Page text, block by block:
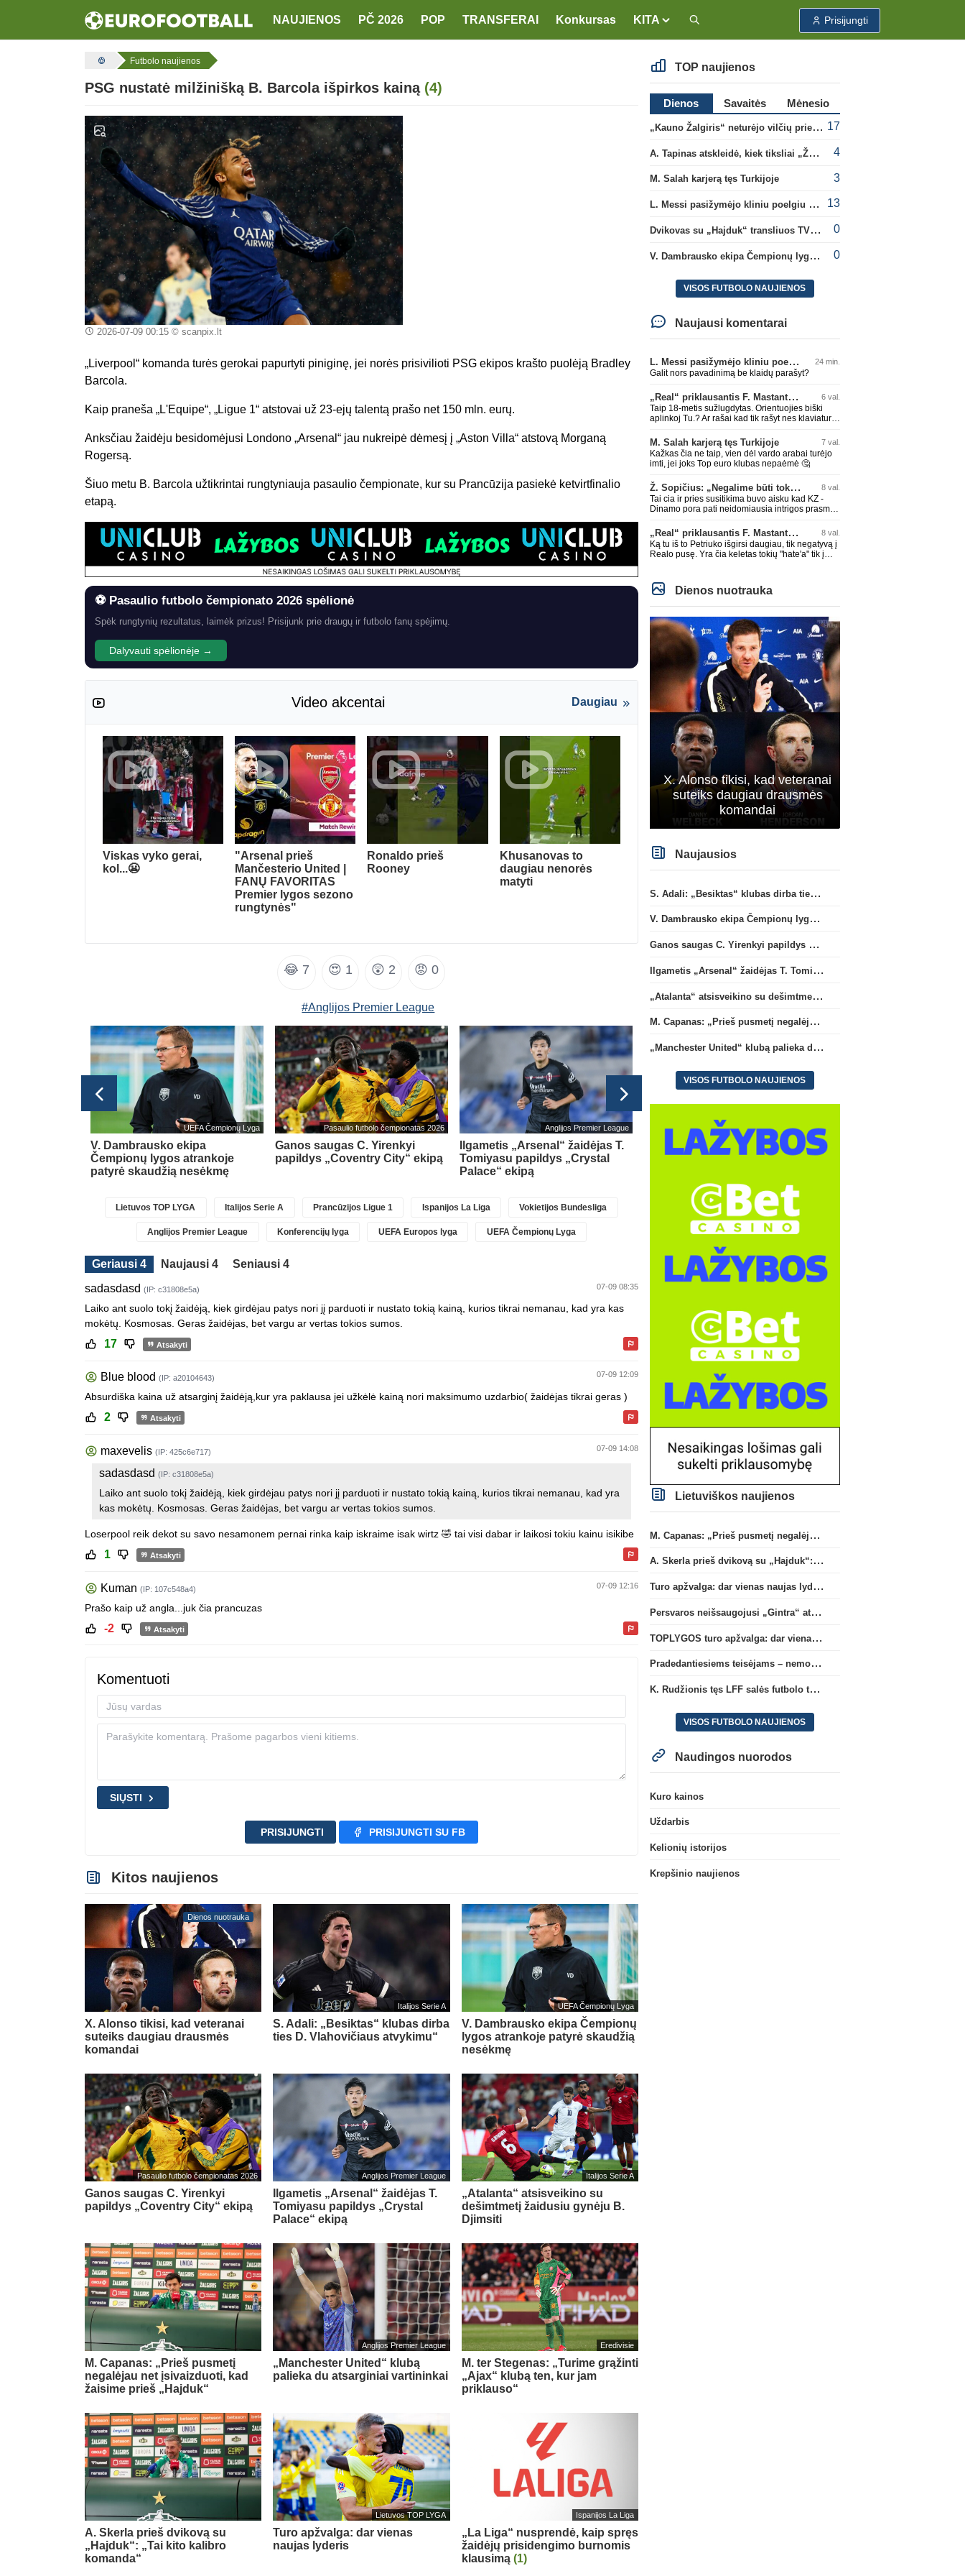
NAUJIENOS PČ 2026 POP TRANSFERAI Konkursas KITA Prisijungti
Futbolo naujienos
PSG nustatė milžinišką B. Barcola išpirkos kainą (4)
2026-07-09 00:15© scanpix.lt
„Liverpool“ komanda turės gerokai papurtyti piniginę, jei norės prisivilioti PSG ekipos krašto puolėją Bradley
Barcola.
Kaip praneša „L'Equipe“, „Ligue 1“ atstovai už 23-ejų talentą prašo net 150 mln. eurų.
Anksčiau žaidėju besidomėjusi Londono „Arsenal“ jau nukreipė dėmesį į „Aston Villa“ atstovą Morganą
Rogersą.
Šiuo metu B. Barcola užtikrintai rungtyniauja pasaulio čempionate, kur su Prancūzija pasiekė ketvirtfinalio
etapą.
⚽ Pasaulio futbolo čempionato 2026 spėlionė
Spėk rungtynių rezultatus, laimėk prizus! Prisijunk prie draugų ir futbolo fanų spėjimų.
Dalyvauti spėlionėje →
Video akcentai Daugiau
Viskas vyko gerai,
kol...😬
"Arsenal prieš
Mančesterio United |
FANŲ FAVORITAS
Premier lygos sezono
rungtynės"
Ronaldo prieš
Rooney
Khusanovas to
daugiau nenorės
matyti
😂 7 😍 1 😲 2 😡 0
#Anglijos Premier League
UEFA Čempionų Lyga
V. Dambrausko ekipa
Čempionų lygos atrankoje
patyrė skaudžią nesėkmę
Pasaulio futbolo čempionatas 2026
Ganos saugas C. Yirenkyi
papildys „Coventry City“ ekipą
Anglijos Premier League
Ilgametis „Arsenal“ žaidėjas T.
Tomiyasu papildys „Crystal
Palace“ ekipą
Italijos Serie A
„Atalanta“ atsisveikino su
dešimtmetį žaidusiu gynėju B.
Lietuvos TOP LYGA Italijos Serie A Prancūzijos Ligue 1 Ispanijos La Liga Vokietijos Bundesliga
Anglijos Premier League Konferencijų lyga UEFA Europos lyga UEFA Čempionų Lyga
Geriausi 4 Naujausi 4
Seniausi 4
sadasdasd (IP: c31808e5a) 07-09 08:35
Laiko ant suolo tokį žaidėją, kiek girdėjau patys nori jį parduoti ir nustato tokią kainą, kurios tikrai nemanau, kad yra kas
mokėtų. Kosmosas. Geras žaidėjas, bet vargu ar vertas tokios sumos.
17 Atsakyti
Blue blood (IP: a20104643) 07-09 12:09
Absurdiška kaina už atsarginį žaidėją,kur yra paklausa jei užkėlė kainą nori maksimumo uzdarbio( žaidėjas tikrai geras )
2 Atsakyti
maxevelis (IP: 425c6e717) 07-09 14:08
sadasdasd (IP: c31808e5a)
Laiko ant suolo tokį žaidėją, kiek girdėjau patys nori jį parduoti ir nustato tokią kainą, kurios tikrai nemanau, kad yra
kas mokėtų. Kosmosas. Geras žaidėjas, bet vargu ar vertas tokios sumos.
Loserpool reik dekot su savo nesamonem pernai rinka kaip iskraime isak wirtz 🤣 tai visi dabar ir laikosi tokiu kainu isikibe
1 Atsakyti
Kuman (IP: 107c548a4) 07-09 12:16
Prašo kaip už angla...juk čia prancuzas
-2 Atsakyti
Komentuoti
SIŲSTI
PRISIJUNGTI PRISIJUNGTI SU FB
Kitos naujienos
Dienos nuotrauka
X. Alonso tikisi, kad veteranai
suteiks daugiau drausmės
komandai
Italijos Serie A
S. Adali: „Besiktas“ klubas dirba
ties D. Vlahovičiaus atvykimu“
UEFA Čempionų Lyga
V. Dambrausko ekipa Čempionų
lygos atrankoje patyrė skaudžią
nesėkmę
Pasaulio futbolo čempionatas 2026
Ganos saugas C. Yirenkyi
papildys „Coventry City“ ekipą
Anglijos Premier League
Ilgametis „Arsenal“ žaidėjas T.
Tomiyasu papildys „Crystal
Palace“ ekipą
Italijos Serie A
„Atalanta“ atsisveikino su
dešimtmetį žaidusiu gynėju B.
Djimsiti
M. Capanas: „Prieš pusmetį
negalėjau net įsivaizduoti, kad
žaisime prieš „Hajduk“
Anglijos Premier League
„Manchester United“ klubą
palieka du atsarginiai vartininkai
Eredivisie
M. ter Stegenas: „Turime grąžinti
„Ajax“ klubą ten, kur jam
priklauso“
A. Skerla prieš dvikovą su
„Hajduk“: „Tai kito kalibro
komanda“
Lietuvos TOP LYGA
Turo apžvalga: dar vienas
naujas lyderis
Ispanijos La Liga
„La Liga“ nusprendė, kaip spręs
žaidėjų prisidengimo burnomis
klausimą (1)
TOP naujienos
Dienos Savaitės
Mėnesio
„Kauno Žalgiris“ neturėjo vilčių prieš „Dinamo“ 17
A. Tapinas atskleidė, kiek tiksliai „Žalgiris“ jau uždirbo iš UEFA premijų 4
M. Salah karjerą tęs Turkijoje 3
L. Messi pasižymėjo kliniu poelgiu dėl kilusių gaisrų Madride 13
Dvikovas su „Hajduk“ transliuos TV3, paskutinėje transliacijoje – nauji rekordai 0
V. Dambrausko ekipa Čempionų lygos atrankoje patyrė skaudžią nesėkmę 0
VISOS FUTBOLO NAUJIENOS
Naujausi komentarai
L. Messi pasižymėjo kliniu poelgiu dėl kilusių gaisrų Madride 24 min.
Galit nors pavadinimą be klaidų parašyt?
„Real“ priklausantis F. Mastantuono skolinamas „Fiorentina“ ekipai 6 val.
Taip 18-metis sužlugdytas. Orientuojies biški
aplinkoj Tu.? Ar rašai kad tik rašyt nes klaviaturą
M. Salah karjerą tęs Turkijoje 7 val.
Kažkas čia ne taip, vien dėl vardo arabai turėjo
imti, jei joks Top euro klubas nepaėmė 🤔
Ž. Sopičius: „Negalime būti tokie išsigandę“ 8 val.
Tai cia ir pries susitikima buvo aisku kad KZ -
Dinamo pora pati neidomiausia intrigos prasme.
silpniausiu. Taip kad nieko cia netiketo. Tik aisku
nereikejo zaist kaip i kelnes prisikus
„Real“ priklausantis F. Mastantuono skolinamas „Fiorentina“ ekipai 8 val.
Ką tu iš to Petriuko išgirsi daugiau, tik negatyvą į
Realo pusę. Yra čia keletas tokių "hate'a" tik į
diskusijas su jais!
Dienos nuotrauka
X. Alonso tikisi, kad veteranai
suteiks daugiau drausmės
komandai
Naujausios
S. Adali: „Besiktas“ klubas dirba ties D. Vlahovičiaus atvykimu“
V. Dambrausko ekipa Čempionų lygos atrankoje patyrė skaudžią nesėkmę
Ganos saugas C. Yirenkyi papildys „Coventry City“ ekipą
Ilgametis „Arsenal“ žaidėjas T. Tomiyasu papildys „Crystal Palace“ ekipą
„Atalanta“ atsisveikino su dešimtmetį žaidusiu gynėju B. Djimsiti
M. Capanas: „Prieš pusmetį negalėjau net įsivaizduoti, kad žaisime prieš „Hajduk“
„Manchester United“ klubą palieka du atsarginiai vartininkai
VISOS FUTBOLO NAUJIENOS
Lietuviškos naujienos
M. Capanas: „Prieš pusmetį negalėjau net įsivaizduoti, kad žaisime prieš „Hajduk“
A. Skerla prieš dvikovą su „Hajduk“: „Tai kito kalibro komanda“
Turo apžvalga: dar vienas naujas lyderis
Persvaros neišsaugojusi „Gintra“ atrankos pusfinalyje nusileido Škotijos čempionėms
TOPLYGOS turo apžvalga: dar vienas naujas lyderis
Pradedantiesiems teisėjams – nemokamas seminaras Vilniuje šį penktadienį
K. Rudžionis tęs LFF salės futbolo techninio direktoriaus veiklą
VISOS FUTBOLO NAUJIENOS
Naudingos nuorodos
Kuro kainos
Uždarbis
Kelionių istorijos
Krepšinio naujienos